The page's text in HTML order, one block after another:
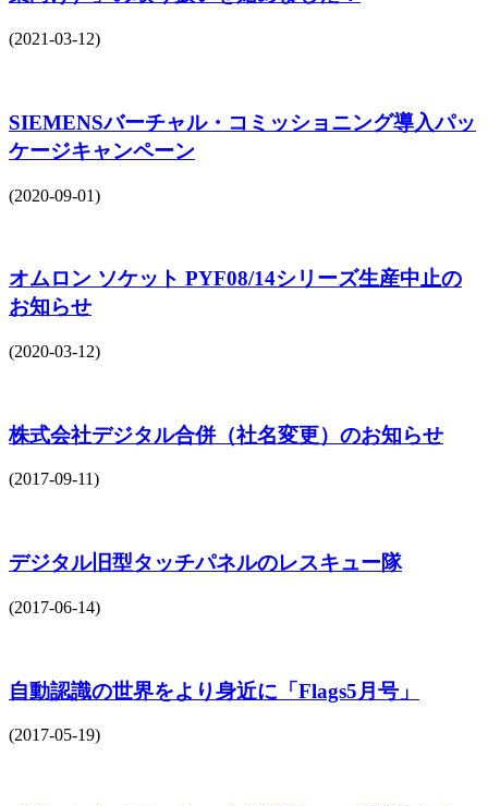
(2021-03-12)
SIEMENSバーチャル・コミッショニング導入パッ
ケージキャンペーン
(2020-09-01)
オムロン ソケット PYF08/14シリーズ生産中止の
お知らせ
(2020-03-12)
株式会社デジタル合併（社名変更）のお知らせ
(2017-09-11)
デジタル旧型タッチパネルのレスキュー隊
(2017-06-14)
自動認識の世界をより身近に「Flags5月号」
(2017-05-19)